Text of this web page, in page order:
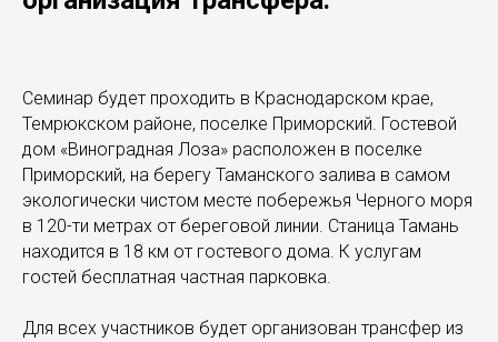
Семинар будет проходить в Краснодарском крае,
Темрюкском районе, поселке Приморский. Гостевой
дом «Виноградная Лоза» расположен в поселке
Приморский, на берегу Таманского залива в самом
экологически чистом месте побережья Черного моря
в 120-ти метрах от береговой линии. Станица Тамань
находится в 18 км от гостевого дома. К услугам
гостей бесплатная частная парковка.
Для всех участников будет организован трансфер из